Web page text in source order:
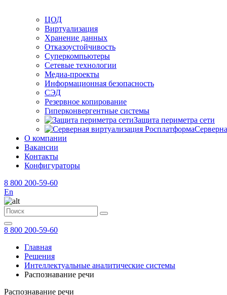
ЦОД
Виртуализация
Хранение данных
Отказоустойчивость
Суперкомпьютеры
Сетевые технологии
Медиа-проекты
Информационная безопасность
СЭД
Резервное копирование
Гиперконвергентные системы
Защита периметра сети
О компании
Вакансии
Контакты
Конфигураторы
8 800 200-59-60
En
8 800 200-59-60
Главная
Решения
Интеллектуальные аналитические системы
Распознавание речи
Распознавание речи